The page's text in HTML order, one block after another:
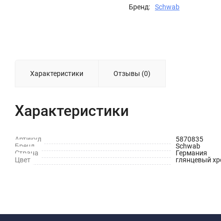
Бренд: Schwab
Характеристики Отзывы (0)
Характеристики
Артикул 5870835
Бренд
Schwab
Страна
Германия
Цвет
глянцевый